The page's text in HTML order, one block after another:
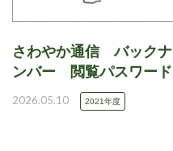
さわやか通信 バックナ
ンバー 閲覧パスワード
2026.05.10 2021年度